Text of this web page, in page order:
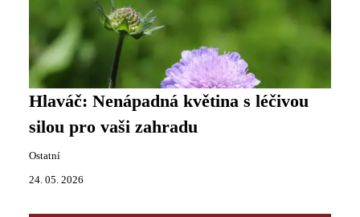
Hlaváč: Nenápadná květina s léčivou
silou pro vaši zahradu
Ostatní
24. 05. 2026